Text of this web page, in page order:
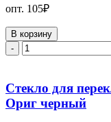
опт. 105₽
В корзину
-
Стекло для
Ориг черный